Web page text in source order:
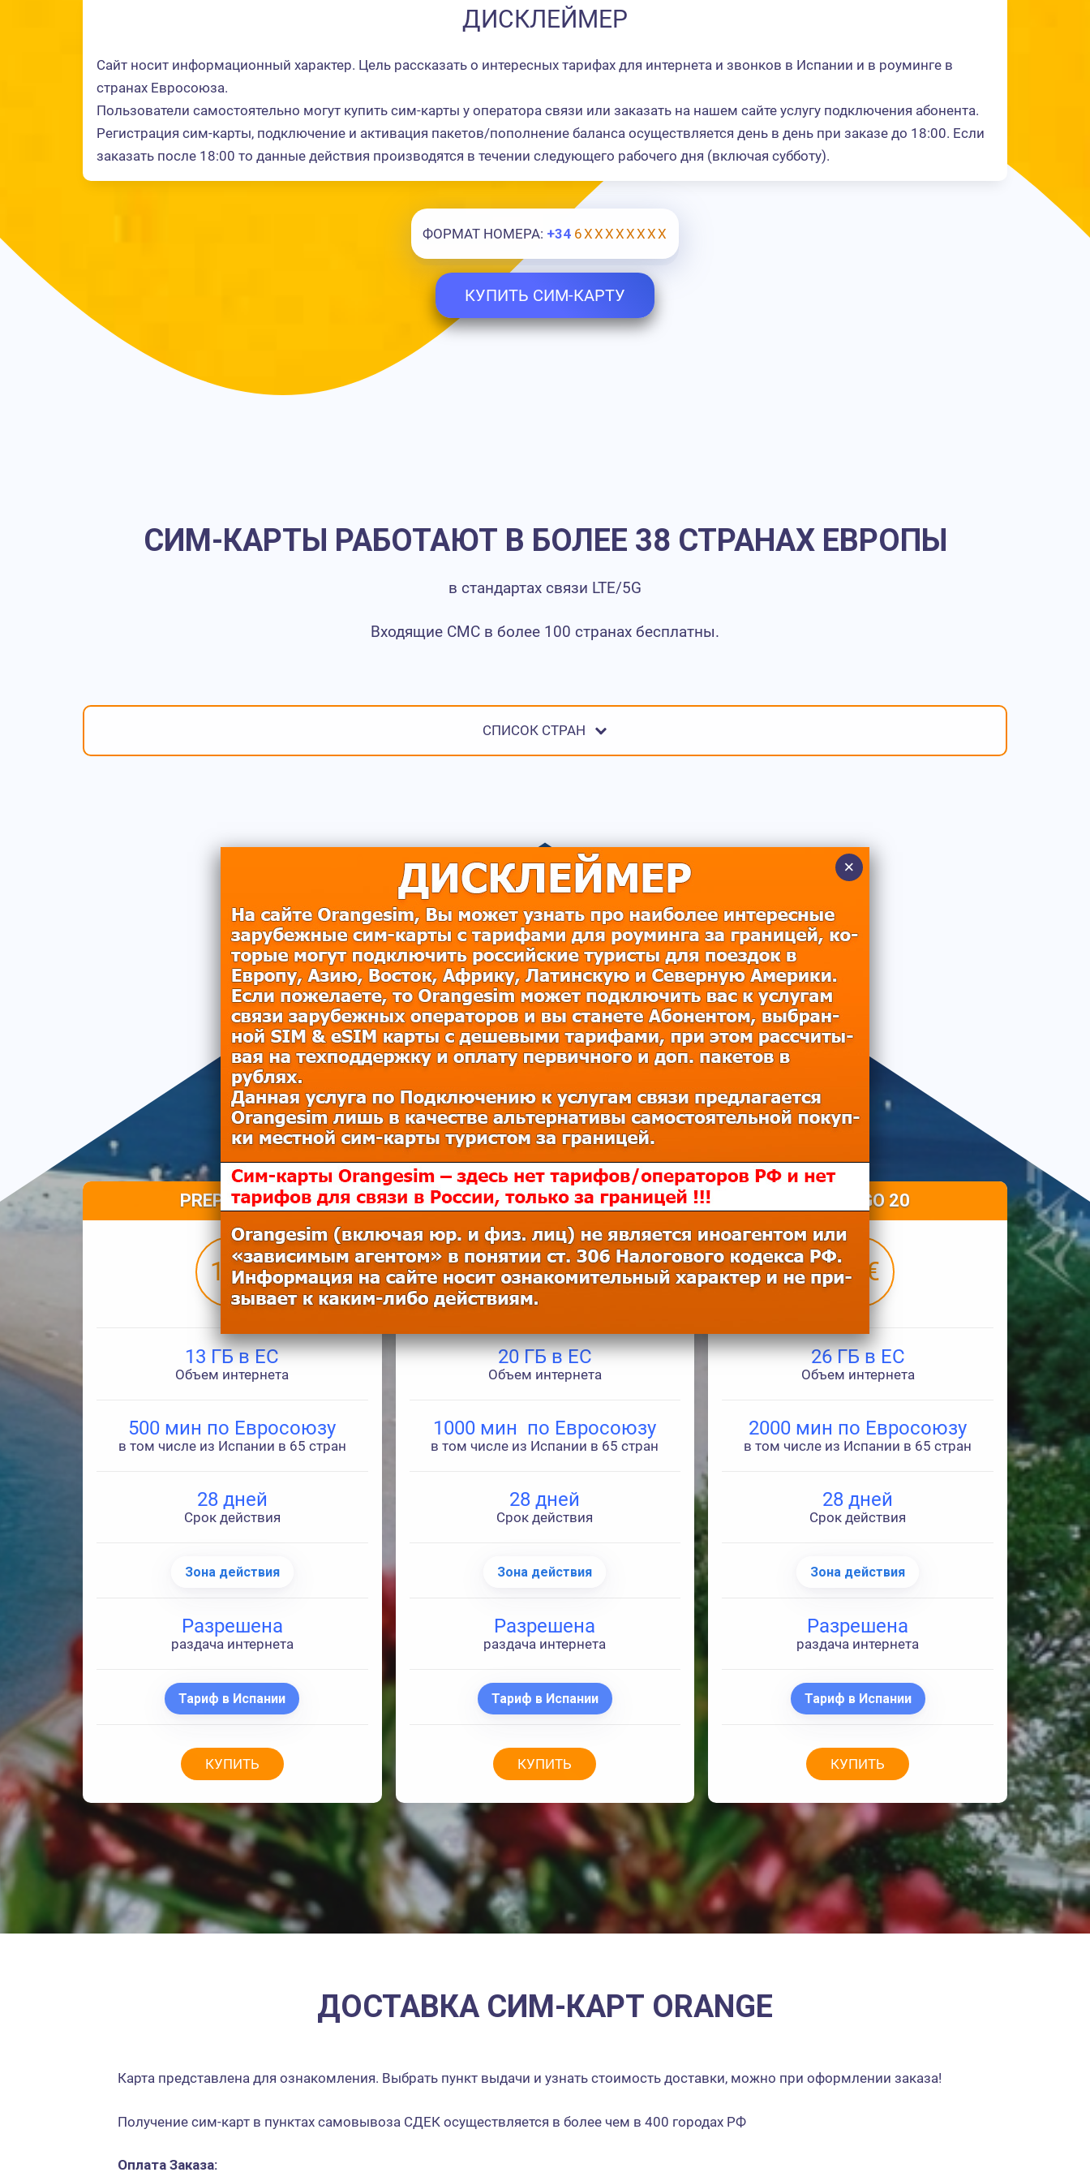
ДИСКЛЕЙМЕР
Сайт носит информационный характер. Цель рассказать о интересных тарифах для интернета и звонков в Испании и в роуминге в
странах Евросоюза.
Пользователи самостоятельно могут купить сим-карты у оператора связи или заказать на нашем сайте услугу подключения абонента.
Регистрация сим-карты, подключение и активация пакетов/пополнение баланса осуществляется день в день при заказе до 18:00. Если
заказать после 18:00 то данные действия производятся в течении следующего рабочего дня (включая субботу).
ФОРМАТ НОМЕРА: +34 6ХХХХХХХХ
КУПИТЬ СИМ-КАРТУ
СИМ-КАРТЫ РАБОТАЮТ В БОЛЕЕ 38 СТРАНАХ ЕВРОПЫ
в стандартах связи LTE/5G
Входящие СМС в более 100 странах бесплатны.
СПИСОК СТРАН
ТАРИФЫ НА МОБИЛЬНЫЙ ИНТЕРНЕТ НА АЗОРСКИХ
ОСТРОВАХ
Дешевый мобильный интернет в Европе, звонки за границей без абонентской платы
Пластик: 1250руб ESIM: 750руб
PREPAGO 10
10€
13 ГБ в ЕС
Объем интернета
500 мин по Евросоюзу
в том числе из Испании в 65 стран
28 дней
Срок действия
Зона действия
Разрешена
раздача интернета
Тариф в Испании
КУПИТЬ
PREPAGO 15
15€
20 ГБ в ЕС
Объем интернета
1000 мин по Евросоюзу
в том числе из Испании в 65 стран
28 дней
Срок действия
Зона действия
Разрешена
раздача интернета
Тариф в Испании
КУПИТЬ
PREPAGO 20
20€
26 ГБ в ЕС
Объем интернета
2000 мин по Евросоюзу
в том числе из Испании в 65 стран
28 дней
Срок действия
Зона действия
Разрешена
раздача интернета
Тариф в Испании
КУПИТЬ
ДОСТАВКА СИМ-КАРТ ORANGE
Карта представлена для ознакомления. Выбрать пункт выдачи и узнать стоимость доставки, можно при оформлении заказа!
Получение сим-карт в пунктах самовывоза СДЕК осуществляется в более чем в 400 городах РФ
Оплата Заказа: